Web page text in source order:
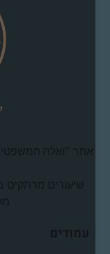
אתר "ואלה המשפטים"
שיעורים מרתקים
עמודים